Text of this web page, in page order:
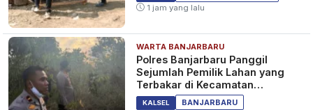
1 jam yang lalu
WARTA BANJARBARU
Polres Banjarbaru Panggil
Sejumlah Pemilik Lahan yang
Terbakar di Kecamatan
Cempaka
KALSEL
BANJARBARU